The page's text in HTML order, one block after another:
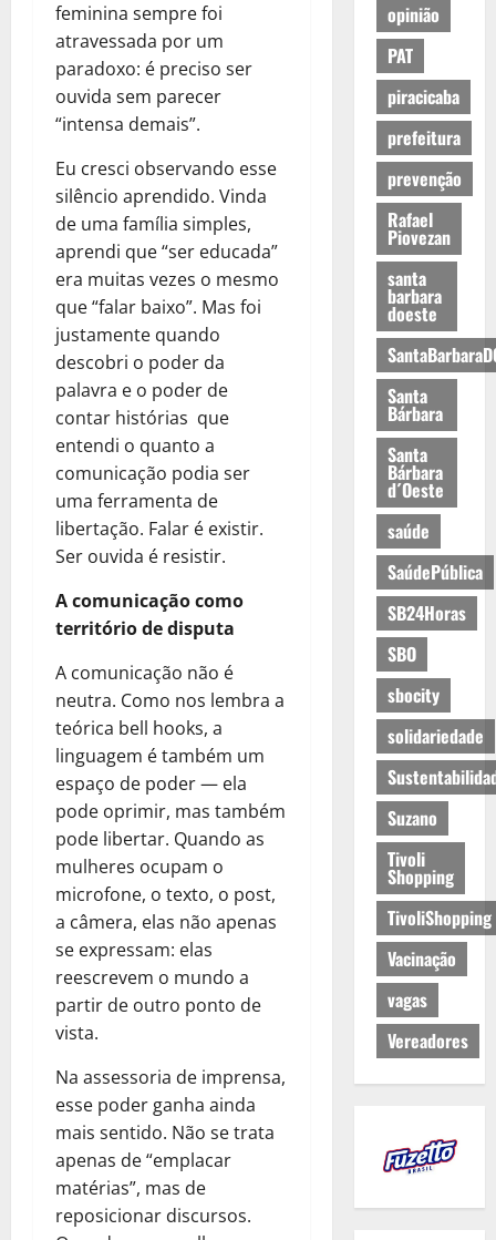
feminina sempre foi
atravessada por um
paradoxo: é preciso ser
ouvida sem parecer
“intensa demais”.
Eu cresci observando esse
silêncio aprendido. Vinda
de uma família simples,
aprendi que “ser educada”
era muitas vezes o mesmo
que “falar baixo”. Mas foi
justamente quando
descobri o poder da
palavra e o poder de
contar histórias que
entendi o quanto a
comunicação podia ser
uma ferramenta de
libertação. Falar é existir.
Ser ouvida é resistir.
A comunicação como
território de disputa
A comunicação não é
neutra. Como nos lembra a
teórica bell hooks, a
linguagem é também um
espaço de poder — ela
pode oprimir, mas também
pode libertar. Quando as
mulheres ocupam o
microfone, o texto, o post,
a câmera, elas não apenas
se expressam: elas
reescrevem o mundo a
partir de outro ponto de
vista.
Na assessoria de imprensa,
esse poder ganha ainda
mais sentido. Não se trata
apenas de “emplacar
matérias”, mas de
reposicionar discursos.
opinião
PAT
piracicaba
prefeitura
prevenção
Rafael
Piovezan
santa
barbara
doeste
Santa
Bárbara
Santa
Bárbara
d´Oeste
saúde
SaúdePública
SB24Horas
SBO
sbocity
solidariedade
Suzano
Tivoli
Shopping
TivoliShopping
Vacinação
vagas
Vereadores